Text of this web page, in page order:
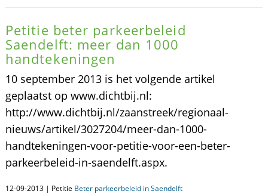
Petitie beter parkeerbeleid
Saendelft: meer dan 1000
handtekeningen
10 september 2013 is het volgende artikel
geplaatst op www.dichtbij.nl:
http://www.dichtbij.nl/zaanstreek/regionaal-
nieuws/artikel/3027204/meer-dan-1000-
handtekeningen-voor-petitie-voor-een-beter-
parkeerbeleid-in-saendelft.aspx.
12-09-2013 | Petitie Beter parkeerbeleid in Saendelft